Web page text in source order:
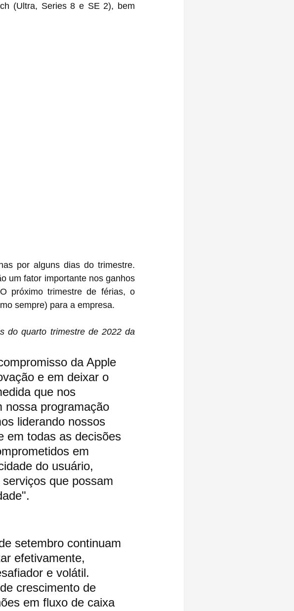
(Ultra, Series 8 e SE 2), bem
por alguns dias do trimestre.
um fator importante nos ganhos
próximo trimestre de férias, o
sempre) para a empresa.
do quarto trimestre de 2022 da
da Apple
e em deixar o
que nos
nossa programação
liderando nossos
em todas as decisões
em
do usuário,
que possam
setembro continuam
efetivamente,
e volátil.
crescimento de
em fluxo de caixa